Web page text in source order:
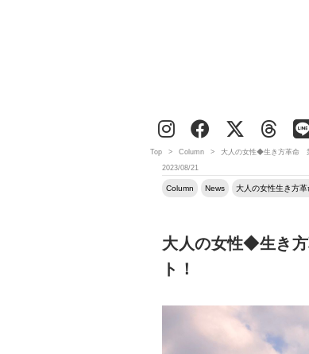
Top > Column >
大人の女性◆生き方革命
2023/08/21
Column News 大人の女性生き方革
大人の女性◆生き
ト！